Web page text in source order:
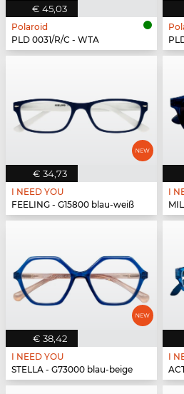
€ 45,03
Polaroid
PLD 0031/R/C - WTA
€ 34,73
I NEED YOU
FEELING - G15800 blau-weiß
I
€ 38,42
I NEED YOU
STELLA - G73000 blau-beige
I